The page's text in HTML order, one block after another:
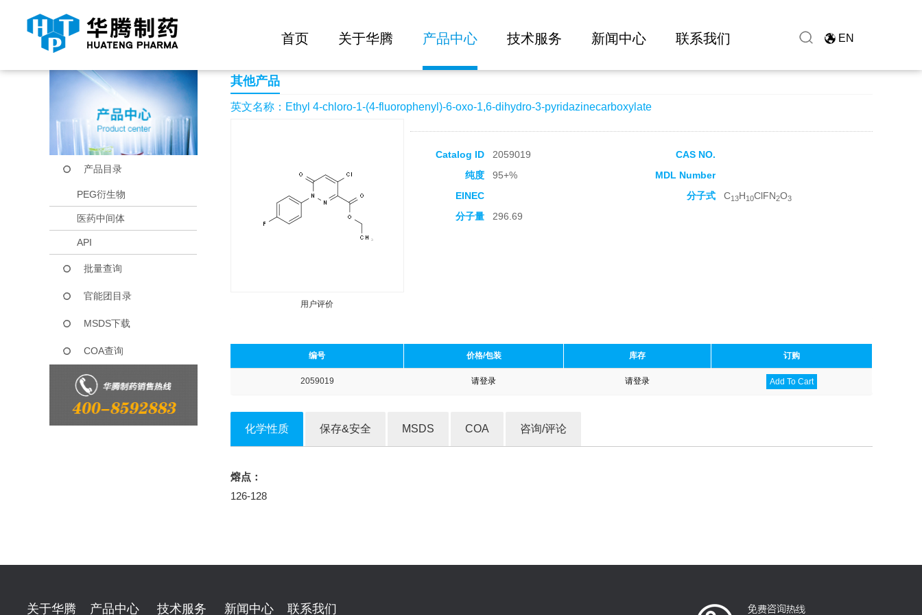
首页 关于华腾 产品中心 技术服务 新闻中心 联系我们 EN
当前位置： 首页 产品中心 Ethyl 4-chloro-1-(4-fluorophenyl)-6-oxo-1,6-dihydro-3-pyridazinecarboxylate
产品目录
PEG衍生物
医药中间体
API
批量查询
官能团目录
MSDS下载
COA查询
其他产品
英文名称：Ethyl 4-chloro-1-(4-fluorophenyl)-6-oxo-1,6-dihydro-3-pyridazinecarboxylate
用户评价
Catalog ID 2059019
CAS NO.
纯度
95+%
MDL Number
EINEC
分子式 C13H10ClFN2O3
分子量 296.69
编号 价格/包装 库存 订购
2059019 请登录 请登录 Add To Cart
化学性质 保存&安全 MSDS COA 咨询/评论
熔点：
126-128
关于华腾 产品中心 技术服务 新闻中心 联系我们